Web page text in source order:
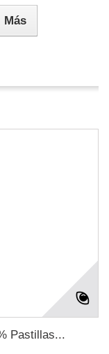
Más
Pastillas...